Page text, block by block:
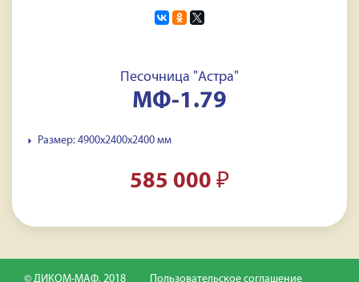
Песочница "Астра"
МФ-1.79
Размер: 4900х2400х2400 мм
585 000 ₽
© ДИКОМ-МАФ, 2018 Пользовательское соглашение